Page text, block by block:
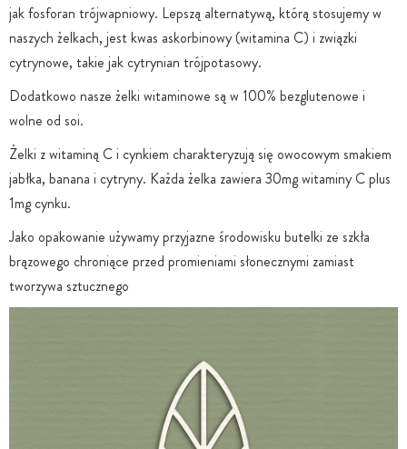
jak fosforan trójwapniowy. Lepszą alternatywą, którą stosujemy w
naszych żelkach, jest kwas askorbinowy (witamina C) i związki
cytrynowe, takie jak cytrynian trójpotasowy.
Dodatkowo nasze żelki witaminowe są w 100% bezglutenowe i
wolne od soi.
Żelki z witaminą C i cynkiem charakteryzują się owocowym smakiem
jabłka, banana i cytryny. Każda żelka zawiera 30mg witaminy C plus
1mg cynku.
Jako opakowanie używamy przyjazne środowisku butelki ze szkła
brązowego chroniące przed promieniami słonecznymi zamiast
tworzywa sztucznego